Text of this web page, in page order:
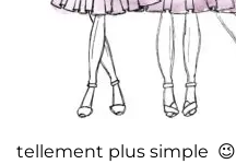
tellement plus simple 😉